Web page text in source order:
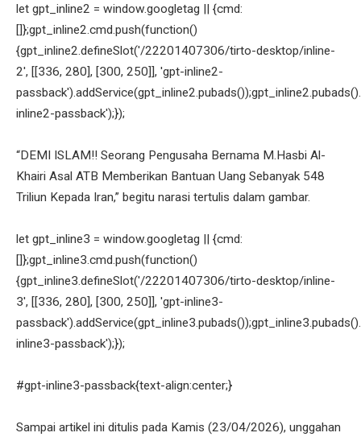
let gpt_inline2 = window.googletag || {cmd:
[]};gpt_inline2.cmd.push(function()
{gpt_inline2.defineSlot('/22201407306/tirto-desktop/inline-
2', [[336, 280], [300, 250]], 'gpt-inline2-
inline2-passback');});
“DEMI ISLAM!! Seorang Pengusaha Bernama M.Hasbi Al-
Khairi Asal ATB Memberikan Bantuan Uang Sebanyak 548
Triliun Kepada Iran,” begitu narasi tertulis dalam gambar.
let gpt_inline3 = window.googletag || {cmd:
[]};gpt_inline3.cmd.push(function()
{gpt_inline3.defineSlot('/22201407306/tirto-desktop/inline-
3', [[336, 280], [300, 250]], 'gpt-inline3-
inline3-passback');});
#gpt-inline3-passback{text-align:center;}
Sampai artikel ini ditulis pada Kamis (23/04/2026), unggahan